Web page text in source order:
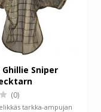
Sniper
(0)
tarkka-ampujan